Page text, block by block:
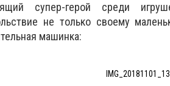
супер-герой среди
не только своему
машинка: